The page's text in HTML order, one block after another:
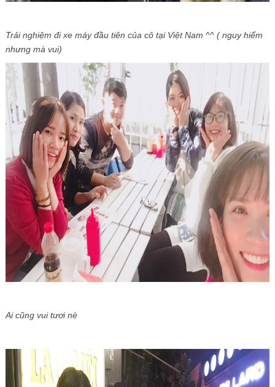
Trải nghiệm đi xe máy đầu tiên của cô tại Việt Nam ^^ ( nguy hiểm
nhưng mà vui)
Ai cũng vui tươi nè